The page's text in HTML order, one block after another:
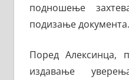
подношење
подизање документа.
Поред Алексинца,
издавање